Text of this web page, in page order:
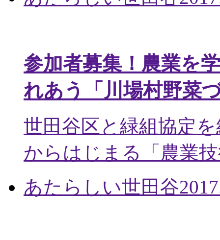
参加者募集！農業を
れあう「川場村野菜
世田谷区と緑組協定
からはじまる「農業
あたらしい世田谷